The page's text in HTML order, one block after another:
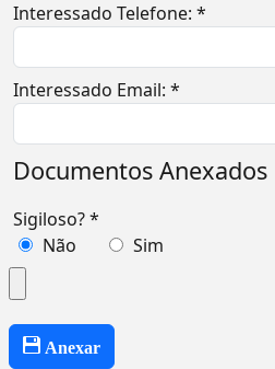
Interessado Telefone: *
Interessado Email: *
Documentos Anexados
Sigiloso? *
Não
Sim
Anexar